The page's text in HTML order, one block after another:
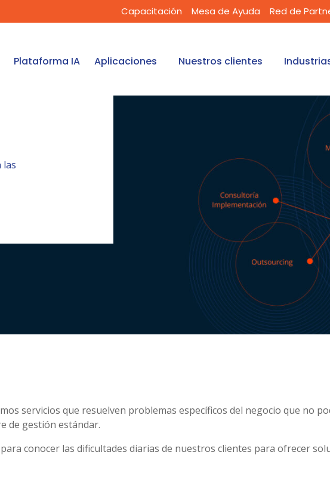
Capacitación Mesa de Ayuda Red de
Plataforma IA Aplicaciones Nuestros clientes
las
servicios que resuelven problemas específicos del negocio que no
de gestión estándar.
conocer las dificultades diarias de nuestros clientes para ofrecer